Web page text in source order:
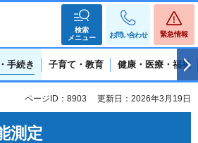
検索
メニュー
お問い合わせ 緊急情報
手続き 子育て・教育 健康・医療・福祉
ページID：8903 更新日：2026年3月19日
測定